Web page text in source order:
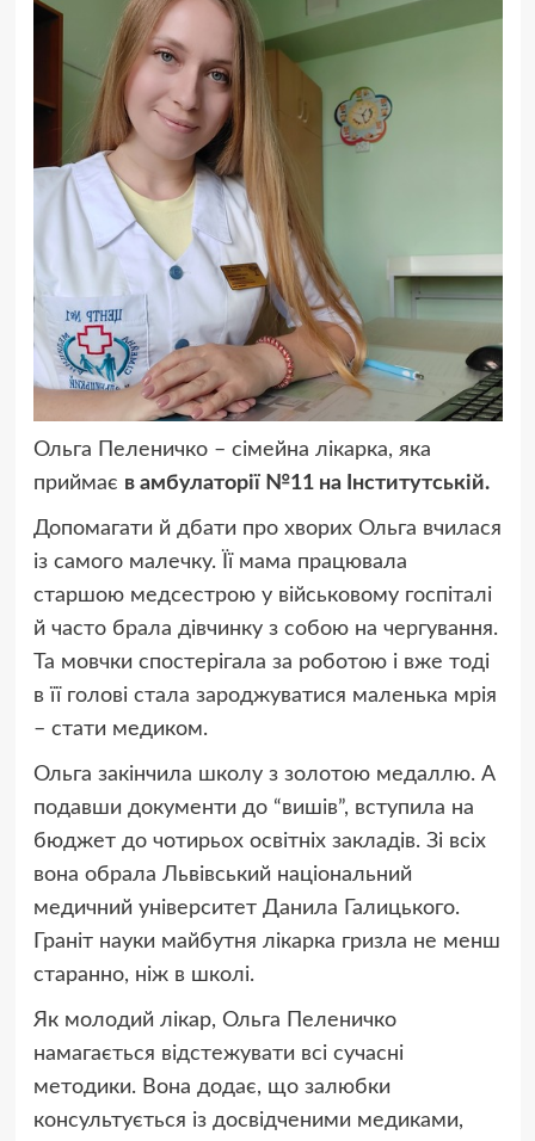
Ольга Пеленичко – сімейна лікарка, яка
приймає в амбулаторії №11 на Інститутській.
Допомагати й дбати про хворих Ольга вчилася
із самого малечку. Її мама працювала
старшою медсестрою у військовому госпіталі
й часто брала дівчинку з собою на чергування.
Та мовчки спостерігала за роботою і вже тоді
в її голові стала зароджуватися маленька мрія
– стати медиком.
Ольга закінчила школу з золотою медаллю. А
подавши документи до “вишів”, вступила на
бюджет до чотирьох освітніх закладів. Зі всіх
вона обрала Львівський національний
медичний університет Данила Галицького.
Граніт науки майбутня лікарка гризла не менш
старанно, ніж в школі.
Як молодий лікар, Ольга Пеленичко
намагається відстежувати всі сучасні
методики. Вона додає, що залюбки
консультується із досвідченими медиками,